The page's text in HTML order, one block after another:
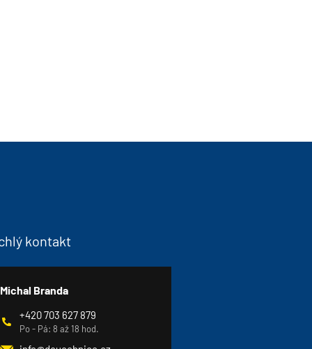
kontakt
Michal Branda
+420 703 627 879
Po - Pá: 8 až 18 hod.